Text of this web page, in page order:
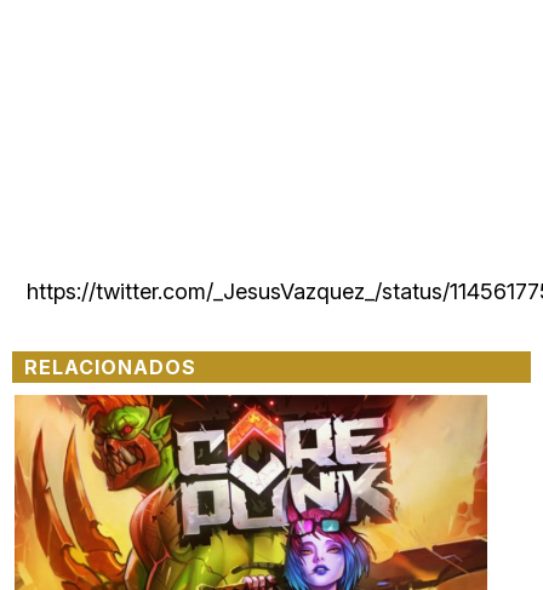
https://twitter.com/_JesusVazquez_/status/
RELACIONADOS